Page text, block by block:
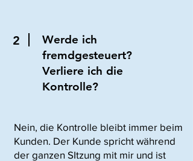
2
Werde ich
fremdgesteuert?
Verliere ich die
Kontrolle?
Nein, die Kontrolle bleibt immer beim
Kunden. Der Kunde spricht während
der ganzen SItzung mit mir und ist